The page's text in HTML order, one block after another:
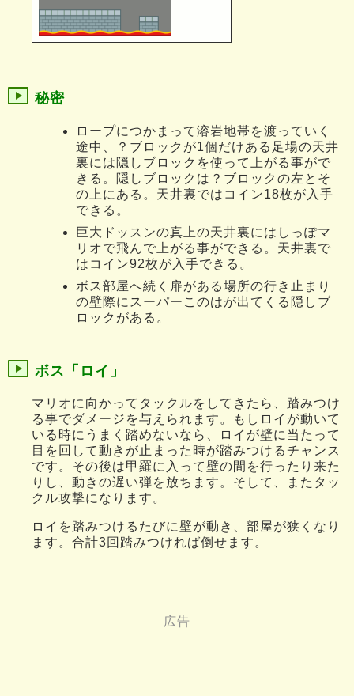
秘密
ロープにつかまって溶岩地帯を渡っていく
途中、？ブロックが1個だけある足場の天井
裏には隠しブロックを使って上がる事がで
きる。隠しブロックは？ブロックの左とそ
の上にある。天井裏ではコイン18枚が入手
できる。
巨大ドッスンの真上の天井裏にはしっぽマ
リオで飛んで上がる事ができる。天井裏で
はコイン92枚が入手できる。
ボス部屋へ続く扉がある場所の行き止まり
の壁際にスーパーこのはが出てくる隠しブ
ロックがある。
ボス「ロイ」
マリオに向かってタックルをしてきたら、踏みつけ
る事でダメージを与えられます。もしロイが動いて
いる時にうまく踏めないなら、ロイが壁に当たって
目を回して動きが止まった時が踏みつけるチャンス
です。その後は甲羅に入って壁の間を行ったり来た
りし、動きの遅い弾を放ちます。そして、またタッ
クル攻撃になります。
ロイを踏みつけるたびに壁が動き、部屋が狭くなり
ます。合計3回踏みつければ倒せます。